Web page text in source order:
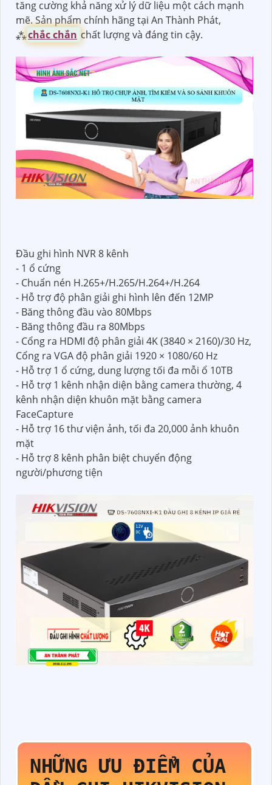
tăng cường khả năng xử lý dữ liệu một cách mạnh
mẽ. Sản phẩm chính hãng tại An Thành Phát,
⁂chắc chắn chất lượng và đáng tin cậy.
Đầu ghi hình NVR 8 kênh
- 1 ổ cứng
- Chuẩn nén H.265+/H.265/H.264+/H.264
- Hỗ trợ độ phân giải ghi hình lên đến 12MP
- Băng thông đầu vào 80Mbps
- Băng thông đầu ra 80Mbps
- Cổng ra HDMI độ phân giải 4K (3840 × 2160)/30 Hz,
Cổng ra VGA độ phân giải 1920 × 1080/60 Hz
- Hỗ trợ 1 ổ cứng, dung lượng tối đa mỗi ổ 10TB
- Hỗ trợ 1 kênh nhận diện bằng camera thường, 4
kênh nhận diện khuôn mặt bằng camera
FaceCapture
- Hỗ trợ 16 thư viện ảnh, tối đa 20,000 ảnh khuôn
mặt
- Hỗ trợ 8 kênh phân biệt chuyển động
người/phương tiện
NHỮNG ƯU ĐIỂM CỦA